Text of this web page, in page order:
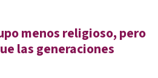
menos religioso, pero
las generaciones